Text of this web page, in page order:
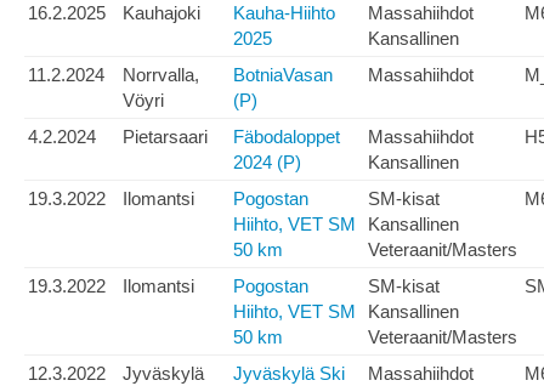
16.2.2025
Kauhajoki
Kauha-Hiihto
2025
Massahiihdot
Kansallinen
11.2.2024
Norrvalla,
Vöyri
BotniaVasan
(P)
Massahiihdot
4.2.2024 Pietarsaari
Fäbodaloppet
2024 (P)
Massahiihdot
Kansallinen
19.3.2022 Ilomantsi
Pogostan
Hiihto, VET SM
50 km
SM-kisat
Kansallinen
Veteraanit/Masters
19.3.2022 Ilomantsi
Pogostan
Hiihto, VET SM
50 km
SM-kisat
Kansallinen
Veteraanit/Masters
12.3.2022 Jyväskylä
Jyväskylä Ski
Massahiihdot